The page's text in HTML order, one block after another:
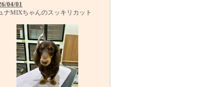
04/01
ナMIXちゃんのスッキリカット